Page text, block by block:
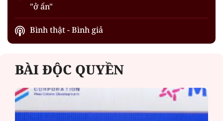
"ở ẩn"
Bình thật - Bình giả
BÀI ĐỘC QUYỀN